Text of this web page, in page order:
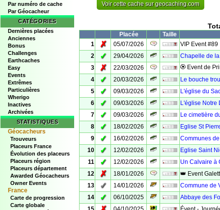
Par numéro de cache
Par Géocacheur
CATÉGORIES
Dernières placées
Anciennes
Bonus
Challenges
Earthcaches
Easy
Events
Extrêmes
Particulières
Wherigo
Inactives
Archivées
STATISTIQUES
Géocacheurs
Trouveurs
Placeurs France
Évolution des placeurs
Placeurs région
Placeurs département
Awarded Géocacheurs
Owner Events
France
Carte de progression
Carte globale
Voir cette cache sur geocaching.com
Placée
Taille
1
✗ 05/07/2026
VIP Event #89
2
✓ 29/04/2026
Chapelle de
3
✗ 22/03/2026
🏵 Event de
4
✓ 20/03/2026
Le bouche
5
✓ 09/03/2026
L'église du
6
✓ 09/03/2026
L'église Notre
7
✓ 09/03/2026
Le cimetière
8
✓ 18/02/2026
Eglise St
9
✓ 16/02/2026
Communes
10
✓ 12/02/2026
Eglise Saint
11
✓ 12/02/2026
Un Calvaire à
12
✗ 18/01/2026
👑 Event
13
✓ 14/01/2026
Commune de
14
✓ 06/10/2025
Abbaye des